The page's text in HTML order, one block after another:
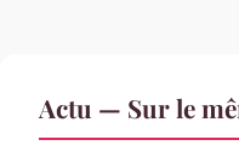
Actu — Sur le